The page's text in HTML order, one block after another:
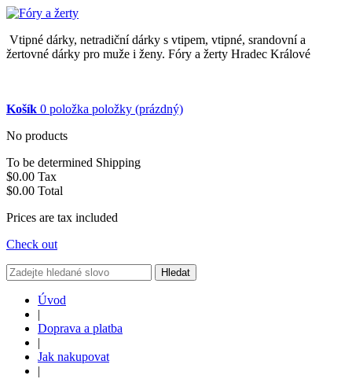
Vtipné dárky, netradiční dárky s vtipem, vtipné, srandovní a
žertovné dárky pro muže i ženy. Fóry a žerty Hradec Králové
Košík 0 položka položky (prázdný)
No products
To be determined Shipping
$0.00 Tax
$0.00 Total
Prices are tax included
Check out
Hledat
Úvod
|
Doprava a platba
|
Jak nakupovat
|